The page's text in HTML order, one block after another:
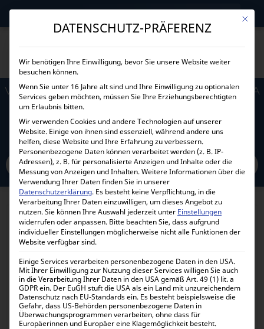
→
VICTRON ENERGY ORION-TR SMART 24/48-8.5A
(400W) ISOLATED DC-DC CHARGER
ORI244840120
Home Alle Produkte DC DC Wandler Ladebooster 12 Volt 24 Volt
Victron Energy Orion-Tr Smart 24/48-8.5A (400W) Isolated DC-DC charger
ORI244840120
Mit
DATENSCHUTZ-PRÄFERENZ
Wir benötigen Ihre Einwilligung, bevor Sie unsere Website weiter
besuchen können.
Wenn Sie unter 16 Jahre alt sind und Ihre Einwilligung zu optionalen
Services geben möchten, müssen Sie Ihre Erziehungsberechtigten
um Erlaubnis bitten.
Wir verwenden Cookies und andere Technologien auf unserer
Website. Einige von ihnen sind essenziell, während andere uns
helfen, diese Website und Ihre Erfahrung zu verbessern.
Personenbezogene Daten können verarbeitet werden (z. B. IP-
Adressen), z. B. für personalisierte Anzeigen und Inhalte oder die
Messung von Anzeigen und Inhalten.Weitere Informationen über die
Verwendung Ihrer Daten finden Sie in unserer
Datenschutzerklärung. Es besteht keine Verpflichtung, in die
Verarbeitung Ihrer Daten einzuwilligen, um dieses Angebot zu
nutzen.Sie können Ihre Auswahl jederzeit unter Einstellungen
widerrufen oder anpassen. Bitte beachten Sie, dass aufgrund
individueller Einstellungen möglicherweise nicht alle Funktionen der
Website verfügbar sind.
Einige Services verarbeiten personenbezogene Daten in den USA.
Mit Ihrer Einwilligung zur Nutzung dieser Services willigen Sie auch
in die Verarbeitung Ihrer Daten in den USA gemäß Art. 49 (1) lit. a
GDPR ein. Der EuGH stuft die USA als ein Land mit unzureichendem
Datenschutz nach EU-Standards ein. Es besteht beispielsweise die
Gefahr, dass US-Behörden personenbezogene Daten in
Überwachungsprogrammen verarbeiten, ohne dass für
Europäerinnen und Europäer eine Klagemöglichkeit besteht.